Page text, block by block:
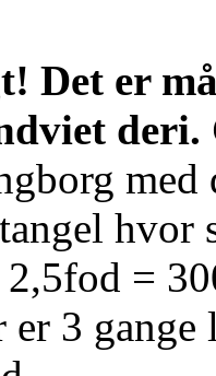
Det er
med
hvor
=
er 3